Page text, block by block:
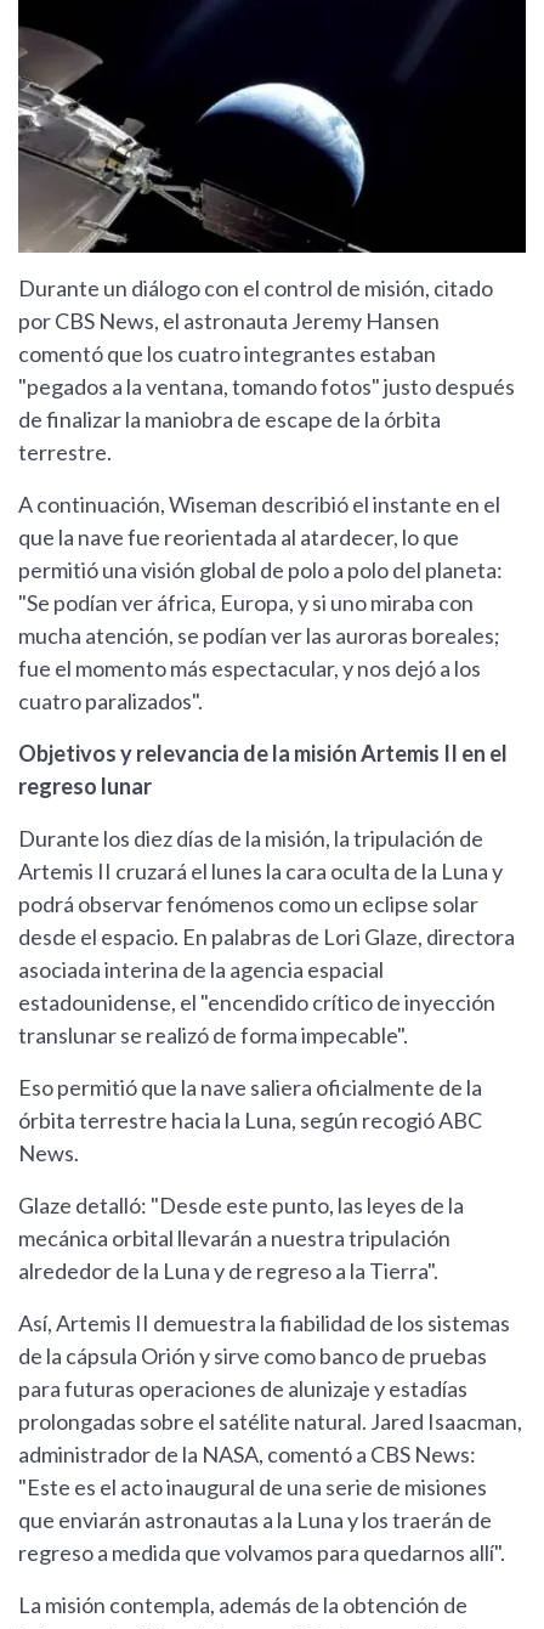
Durante un diálogo con el control de misión, citado
por CBS News, el astronauta Jeremy Hansen
comentó que los cuatro integrantes estaban
"pegados a la ventana, tomando fotos" justo después
de finalizar la maniobra de escape de la órbita
terrestre.
A continuación, Wiseman describió el instante en el
que la nave fue reorientada al atardecer, lo que
permitió una visión global de polo a polo del planeta:
"Se podían ver áfrica, Europa, y si uno miraba con
mucha atención, se podían ver las auroras boreales;
fue el momento más espectacular, y nos dejó a los
cuatro paralizados".
Objetivos y relevancia de la misión Artemis II en el
regreso lunar
Durante los diez días de la misión, la tripulación de
Artemis II cruzará el lunes la cara oculta de la Luna y
podrá observar fenómenos como un eclipse solar
desde el espacio. En palabras de Lori Glaze, directora
asociada interina de la agencia espacial
estadounidense, el "encendido crítico de inyección
translunar se realizó de forma impecable".
Eso permitió que la nave saliera oficialmente de la
órbita terrestre hacia la Luna, según recogió ABC
News.
Glaze detalló: "Desde este punto, las leyes de la
mecánica orbital llevarán a nuestra tripulación
alrededor de la Luna y de regreso a la Tierra".
Así, Artemis II demuestra la fiabilidad de los sistemas
de la cápsula Orión y sirve como banco de pruebas
para futuras operaciones de alunizaje y estadías
prolongadas sobre el satélite natural. Jared Isaacman,
administrador de la NASA, comentó a CBS News:
"Este es el acto inaugural de una serie de misiones
que enviarán astronautas a la Luna y los traerán de
regreso a medida que volvamos para quedarnos allí".
La misión contempla, además de la obtención de